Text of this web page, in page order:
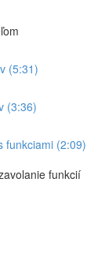
(5:31)
(3:36)
funkciami (2:09)
funkcií